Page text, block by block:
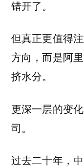
错开了。
但真正更值得
方向，而是阿
挤水分。
更深一层的变
司。
过去二十年，